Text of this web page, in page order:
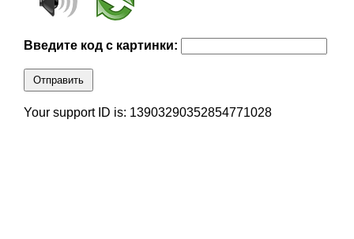
Введите код с картинки:
Отправить
Your support ID is: 13903290352854771028